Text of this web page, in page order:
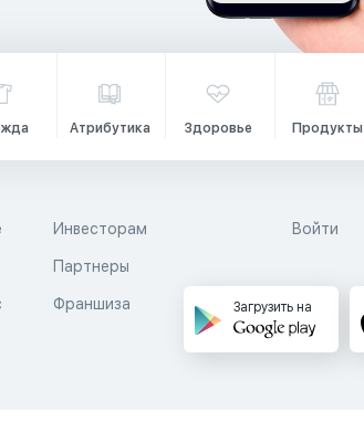
Атрибутика Здоровье Продукты
Инвесторам
Партнеры
Франшиза
Войти
Загрузить на